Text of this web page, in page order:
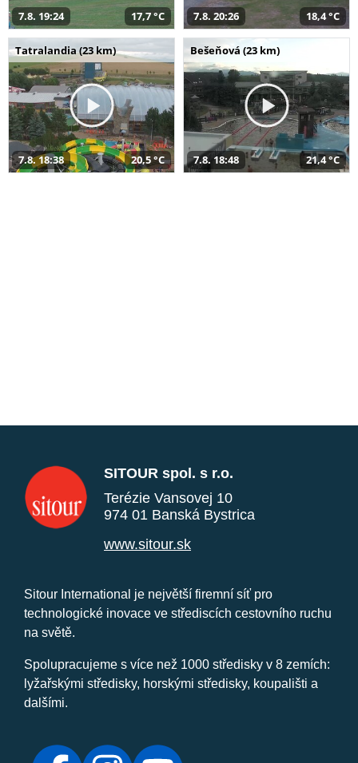
7.8. 19:24 17,7 °C 7.8. 20:26 18,4 °C
Tatralandia (23 km)
7.8. 18:38 20,5 °C
Bešeňová (23 km)
7.8. 18:48 21,4 °C
SITOUR spol. s r.o.
Terézie Vansovej 10
974 01 Banská Bystrica
www.sitour.sk
Sitour International je největší firemní síť pro
technologické inovace ve střediscích cestovního ruchu
na světě.
Spolupracujeme s více než 1000 středisky v 8 zemích:
lyžařskými středisky, horskými středisky, koupališti a
dalšími.